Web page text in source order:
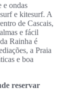
e ondas
e kitesurf. A
de Cascais,
e fácil
Rainha é
a Praia
e boa
reservar